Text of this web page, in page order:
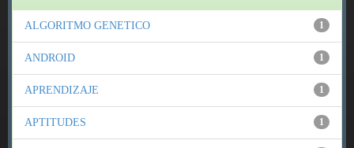
1
ALGORITMO GENETICO
1
ANDROID
1
APRENDIZAJE
1
APTITUDES